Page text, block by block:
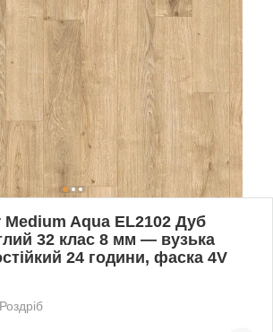
Medium Aqua EL2102 Дуб
32 клас 8 мм — вузька
24 години, фаска 4V
Роздріб